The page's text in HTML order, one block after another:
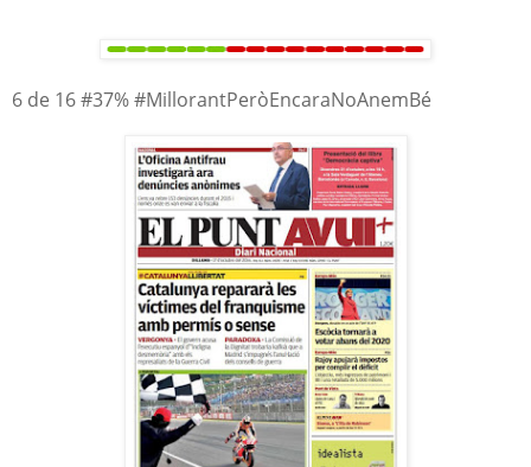
6 de 16 #37% #MillorantPeròEncaraNoAnemBé